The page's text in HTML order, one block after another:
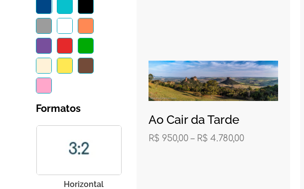
Formatos
Horizontal
Ao Cair da Tarde
R$ 950,00 – R$ 4.780,00